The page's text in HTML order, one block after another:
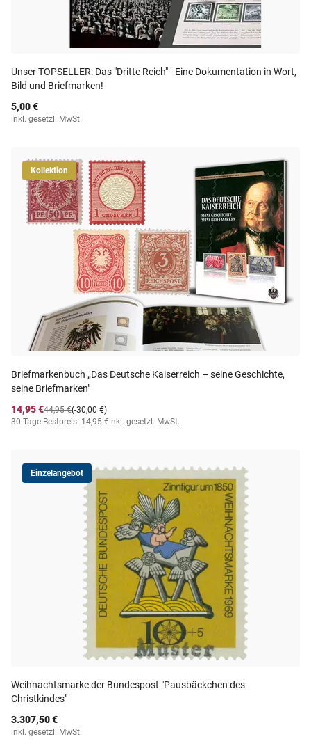
Unser TOPSELLER: Das "Dritte Reich" - Eine Dokumentation in Wort,
Bild und Briefmarken!
5,00 €
inkl. gesetzl. MwSt.
Kollektion
Briefmarkenbuch „Das Deutsche Kaiserreich – seine Geschichte,
seine Briefmarken"
14,95 €
(-30,00 €)
44,95 €
30-Tage-Bestpreis: 14,95 €inkl. gesetzl. MwSt.
Einzelangebot
Weihnachtsmarke der Bundespost "Pausbäckchen des
Christkindes"
3.307,50 €
inkl. gesetzl. MwSt.